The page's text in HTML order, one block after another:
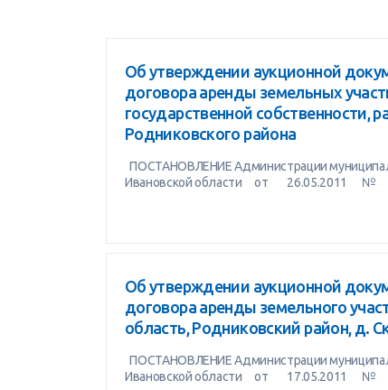
Об утверждении аукционной
договора аренды земельных
государственной собственности,
Родниковского района
ПОСТАНОВЛЕНИЕ Администрации
Ивановской области от 26.05.2011 №
Об утверждении аукционной
договора аренды земельного
область, Родниковский район, д.
ПОСТАНОВЛЕНИЕ Администрации
Ивановской области от 17.05.2011 №